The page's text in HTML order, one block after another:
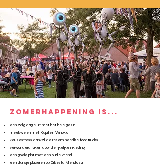
ZOMERHAPPENING IS...
een zalig dagje uit met het hele gezin
meekwelen met Kapitein Winokio
keuzestress dankzij de resem heerlijke foodtrucks
verwonderd raken door de rijkelijke inkleding
een goeie pint met een oude vriend
een dansje placeren op Orkesta Mendoza